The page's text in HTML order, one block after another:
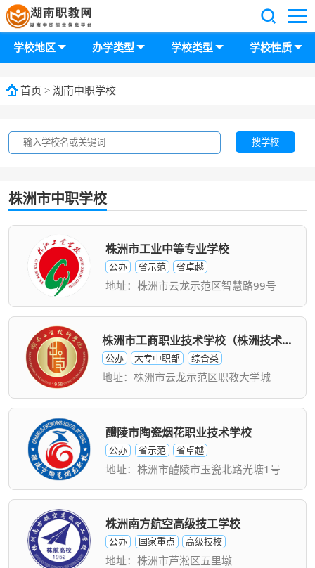
首页 > 湖南中职学校
学校地区 办学类型 学校类型 学校性质
搜学校
株洲市中职学校
株洲市工业中等专业学校
公办 省示范 省卓越
地址：株洲市云龙示范区智慧路99号
株洲市工商职业技术学校（株洲技术学院）
公办 大专中职部 综合类
地址：株洲市云龙示范区职教大学城
醴陵市陶瓷烟花职业技术学校
公办 省示范 省卓越
地址：株洲市醴陵市玉瓷北路光塘1号
株洲南方航空高级技工学校
公办 国家重点 高级技校
地址：株洲市芦淞区五里墩